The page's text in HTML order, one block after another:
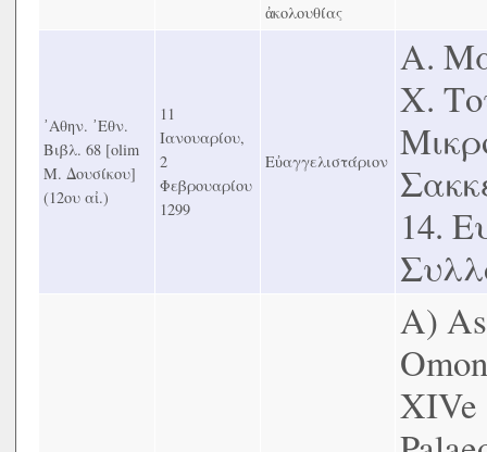
ἀκολουθίας
᾿Αθην. ᾿Εθν.
Βιβλ. 68 [olim
Μ. Δουσίκου]
(12ου αἰ.)
11
Ιανουαρίου,
2
Φεβρουαρίου
1299
Εὐαγγελιστάριον
Α.
Χ.
14.
Α)
XIVe